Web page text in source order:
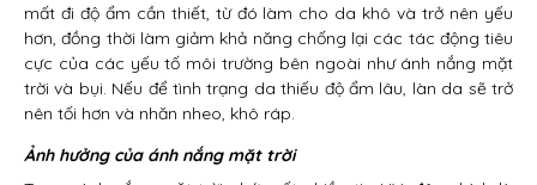
mất đi độ ẩm cần thiết, từ đó làm cho da khô và trở nên yếu
hơn, đồng thời làm giảm khả năng chống lại các tác động tiêu
cực của các yếu tố môi trường bên ngoài như ánh nắng mặt
trời và bụi. Nếu để tình trạng da thiếu độ ẩm lâu, làn da sẽ trở
nên tối hơn và nhăn nheo, khô ráp.
Ảnh hưởng của ánh nắng mặt trời